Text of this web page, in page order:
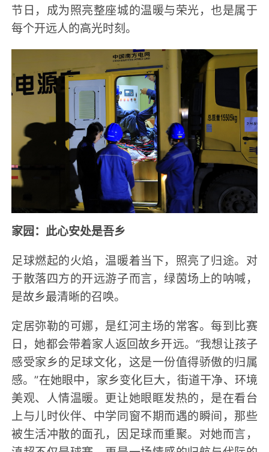
节日，成为照亮整座城的温暖与荣光，也是属于
每个开远人的高光时刻。
家园：此心安处是吾乡
足球燃起的火焰，温暖着当下，照亮了归途。对
于散落四方的开远游子而言，绿茵场上的呐喊，
是故乡最清晰的召唤。
定居弥勒的可娜，是红河主场的常客。每到比赛
日，她都会带着家人返回故乡开远。“我想让孩子
感受家乡的足球文化，这是一份值得骄傲的归属
感。”在她眼中，家乡变化巨大，街道干净、环境
美观、人情温暖。更让她眼眶发热的，是在看台
上与儿时伙伴、中学同窗不期而遇的瞬间，那些
被生活冲散的面孔，因足球而重聚。对她而言，